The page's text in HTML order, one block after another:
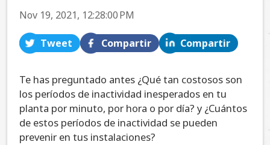
Nov 19, 2021, 12:28:00 PM
Tweet Compartir Compartir
Te has preguntado antes ¿Qué tan costosos son
los períodos de inactividad inesperados en tu
planta por minuto, por hora o por día? y ¿Cuántos
de estos períodos de inactividad se pueden
prevenir en tus instalaciones?